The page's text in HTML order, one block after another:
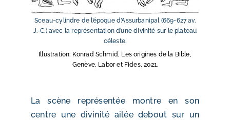
Sceau-cylindre de l’époque d’Assurbanipal (669-627 av.
J.-C.) avec la représentation d’une divinité sur le plateau
céleste.
Illustration: Konrad Schmid, Les origines de la Bible,
Genève, Labor et Fides, 2021.
La scène représentée montre en son
centre une divinité ailée debout sur un